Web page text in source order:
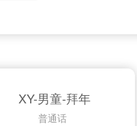
XY-男童-拜年
普通话